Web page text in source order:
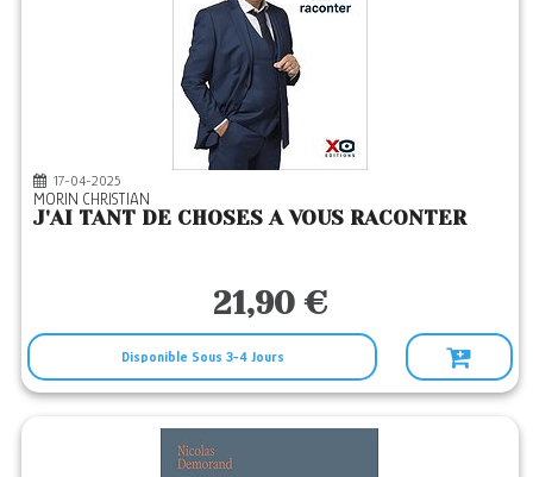
17-04-2025
MORIN CHRISTIAN
J'AI TANT DE CHOSES A VOUS RACONTER
21,90 €
Disponible Sous 3-4 Jours